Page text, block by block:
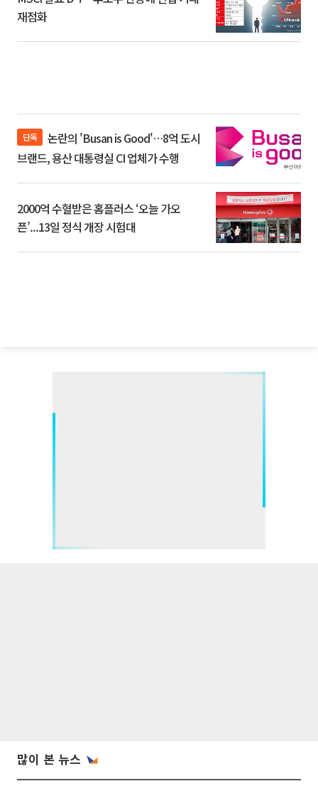
재점화
단독
브랜드, 용산 대통령실 CI 업체가 수행
2000억 수혈받은 홈플러스 ‘오늘 가오
픈’...13일 정식 개장 시험대
많이 본 뉴스